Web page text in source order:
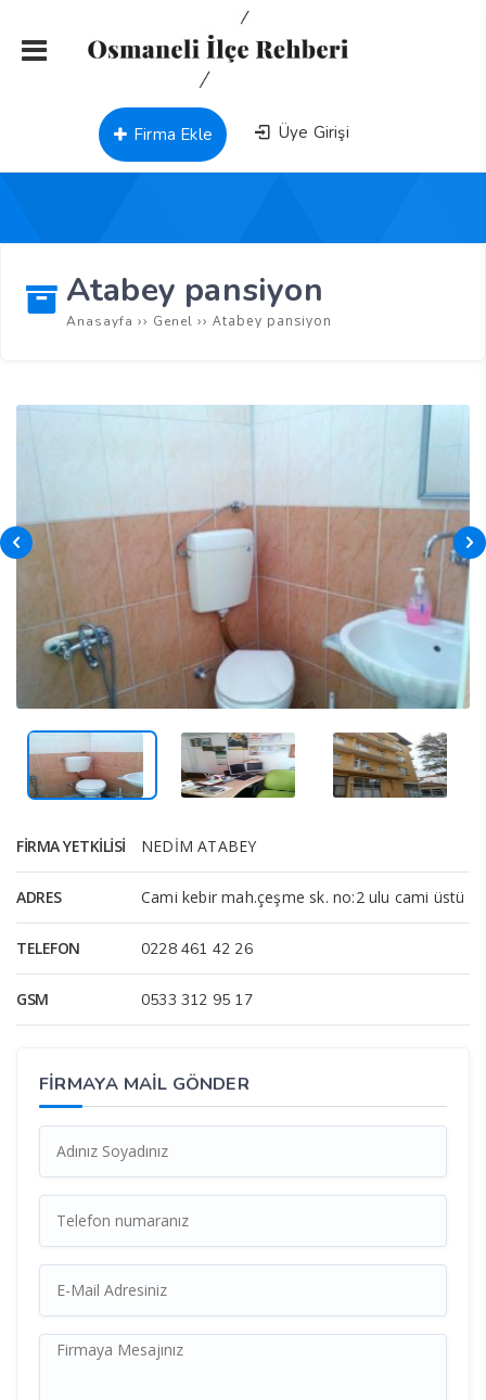
Üye Girişi
Firma Ekle
Atabey pansiyon
Anasayfa ›› Genel ›› Atabey pansiyon
FIRMA YETKILISI NEDİM ATABEY
ADRES Cami kebir mah.çeşme sk. no:2 ulu cami üstü
TELEFON 0228 461 42 26
GSM 0533 312 95 17
FİRMAYA MAİL GÖNDER